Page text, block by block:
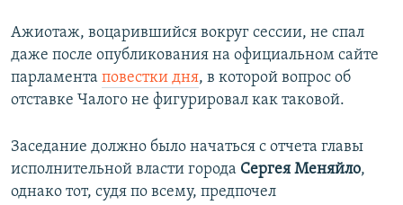
Ажиотаж, воцарившийся вокруг сессии, не спал
даже после опубликования на официальном сайте
парламента повестки дня, в которой вопрос об
отставке Чалого не фигурировал как таковой.
Заседание должно было начаться с отчета главы
исполнительной власти города Сергея Меняйло,
однако тот, судя по всему, предпочел